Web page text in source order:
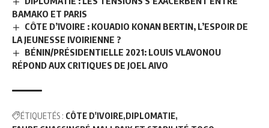
BAMAKO ET PARIS
CÔTE D’IVOIRE : KOUADIO KONAN BERTIN, L’ESPOIR DE
LA JEUNESSE IVOIRIENNE ?
BÉNIN/PRÉSIDENTIELLE 2021: LOUIS VLAVONOU
RÉPOND AUX CRITIQUES DE JOEL AIVO
ÉTIQUETÉS : CÔTE D'IVOIRE DIPLOMATIE